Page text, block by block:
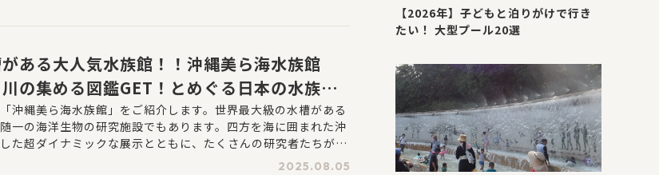
ある大人気水族館！！沖縄美ら海水族館
の集める図鑑GET！とめぐる日本の水族
沖縄美ら海水族館」をご紹介します。世界最大級の水槽がある
一の海洋生物の研究施設でもあります。四方を海に囲まれた沖
た超ダイナミックな展示とともに、たくさんの研究者たちが集
ちの「いま」を更新したいならぜひ訪れたい水族館です。
2025.08.05
【2026年】子どもと泊りがけで行き
たい！ 大型プール20選